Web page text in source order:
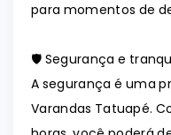
para momentos de
🛡️ Segurança e
A segurança é uma
Varandas Tatuapé.